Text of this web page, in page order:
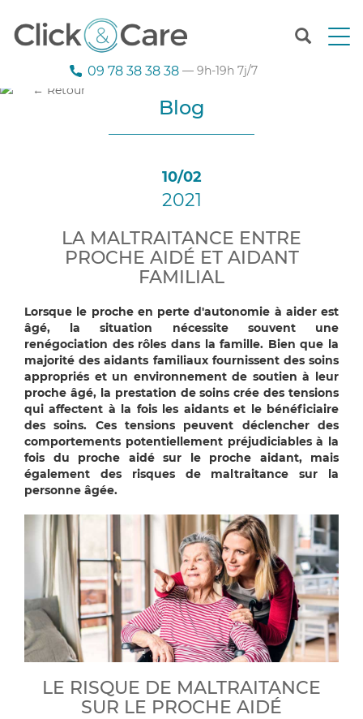
T
09 78 38 38 38 — 9h-19h 7j/7
Blog
← Retour
10/02
2021
LA MALTRAITANCE ENTRE
PROCHE AIDÉ ET AIDANT
FAMILIAL
Lorsque le proche en perte d'autonomie à aider est
âgé, la situation nécessite souvent une
renégociation des rôles dans la famille. Bien que la
majorité des aidants familiaux fournissent des soins
appropriés et un environnement de soutien à leur
proche âgé, la prestation de soins crée des tensions
qui affectent à la fois les aidants et le bénéficiaire
des soins. Ces tensions peuvent déclencher des
comportements potentiellement préjudiciables à la
fois du proche aidé sur le proche aidant, mais
également des risques de maltraitance sur la
personne âgée.
LE RISQUE DE MALTRAITANCE
SUR LE PROCHE AIDÉ